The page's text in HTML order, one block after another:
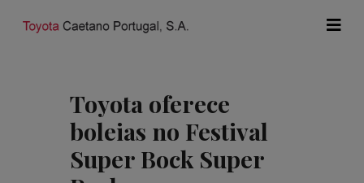
Toyota oferece
boleias no Festival
Super Bock Super